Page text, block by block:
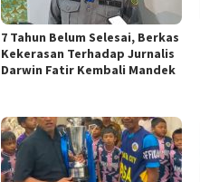
7 Tahun Belum Selesai, Berkas
Kekerasan Terhadap Jurnalis
Darwin Fatir Kembali Mandek